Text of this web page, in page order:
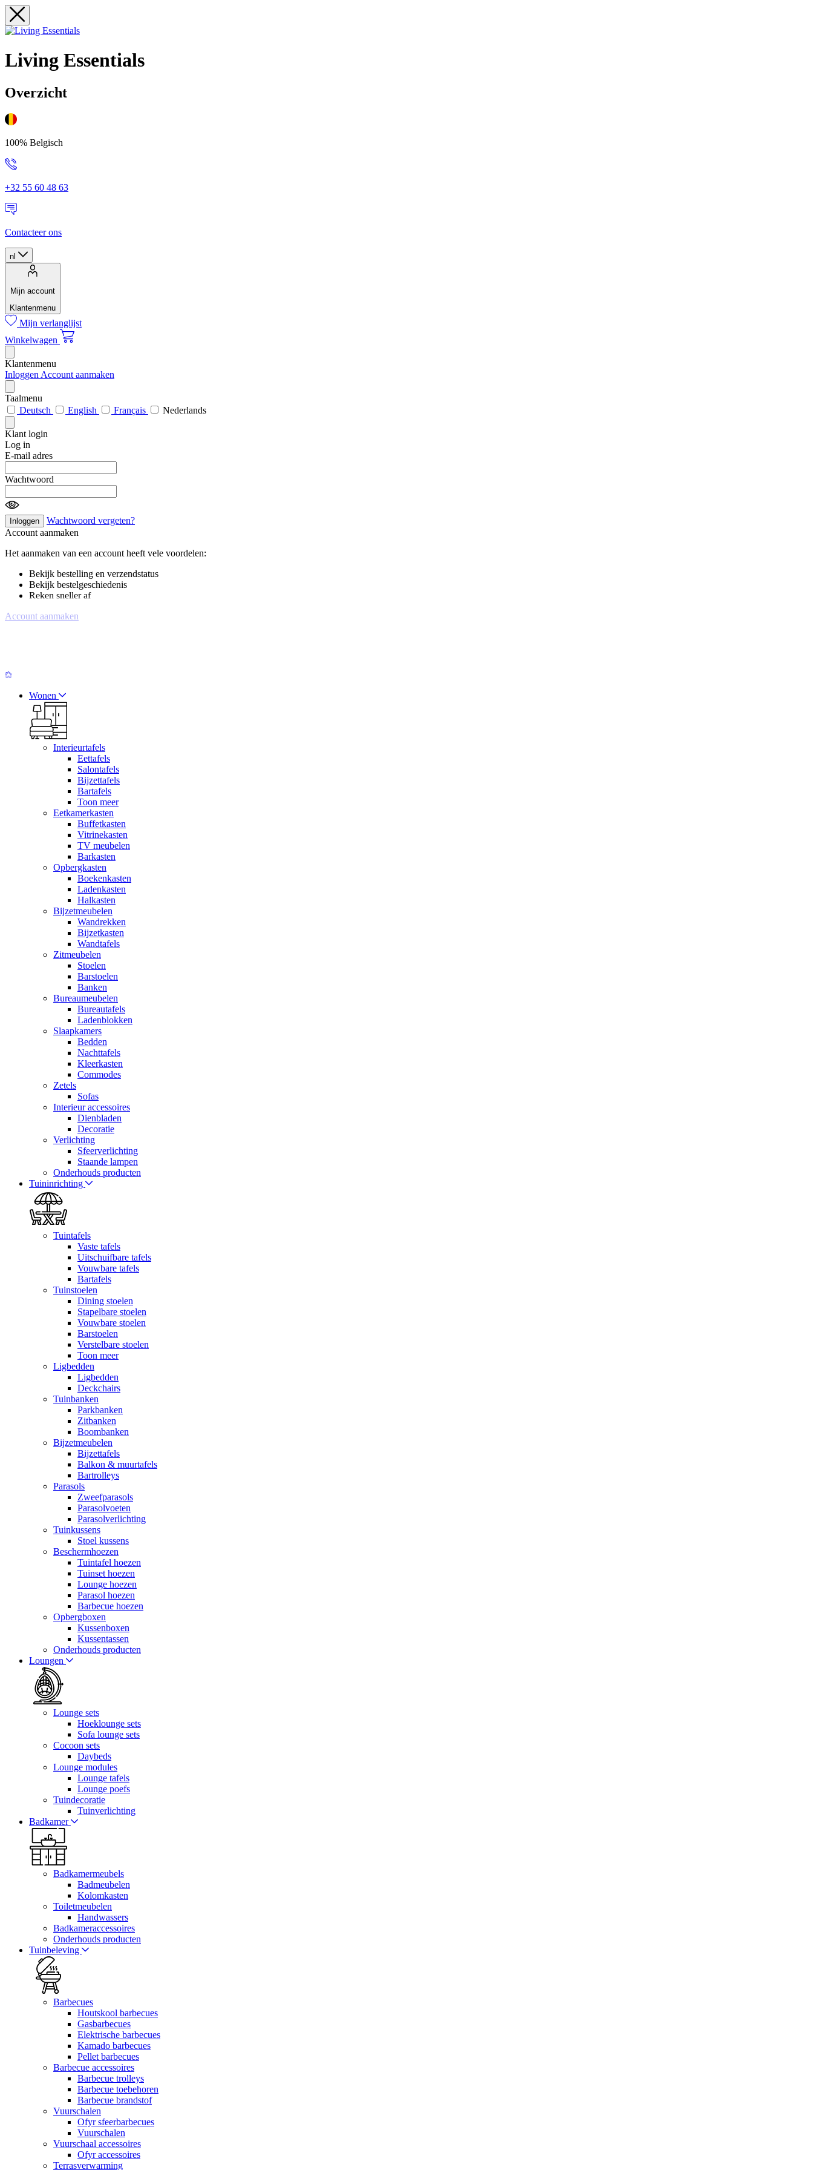
Living Essentials
Overzicht
100% Belgisch
+32 55 60 48 63
Contacteer ons
nl
Mijn account
Klantenmenu
Mijn verlanglijst
Winkelwagen
Klantenmenu
InloggenAccount aanmaken
Taalmenu
Deutsch
English Français Nederlands
Klant login
Log in
E-mail adres
Wachtwoord
Inloggen
Wachtwoord vergeten?
Account aanmaken
Het aanmaken van een account heeft vele voordelen:
Bekijk bestelling en verzendstatus
Bekijk bestelgeschiedenis
Reken sneller af
Account aanmaken
Wonen
Interieurtafels
Eettafels
Salontafels
Bijzettafels
Bartafels
Toon meer
Eetkamerkasten
Buffetkasten
Vitrinekasten
TV meubelen
Barkasten
Opbergkasten
Boekenkasten
Ladenkasten
Halkasten
Bijzetmeubelen
Wandrekken
Bijzetkasten
Wandtafels
Zitmeubelen
Stoelen
Barstoelen
Banken
Bureaumeubelen
Bureautafels
Ladenblokken
Slaapkamers
Bedden
Nachttafels
Kleerkasten
Commodes
Zetels
Sofas
Interieur accessoires
Dienbladen
Decoratie
Verlichting
Sfeerverlichting
Staande lampen
Onderhouds producten
Tuininrichting
Tuintafels
Vaste tafels
Uitschuifbare tafels
Vouwbare tafels
Bartafels
Tuinstoelen
Dining stoelen
Stapelbare stoelen
Vouwbare stoelen
Barstoelen
Verstelbare stoelen
Toon meer
Ligbedden
Ligbedden
Deckchairs
Tuinbanken
Parkbanken
Zitbanken
Boombanken
Bijzetmeubelen
Bijzettafels
Balkon & muurtafels
Bartrolleys
Parasols
Zweefparasols
Parasolvoeten
Parasolverlichting
Tuinkussens
Stoel kussens
Beschermhoezen
Tuintafel hoezen
Tuinset hoezen
Lounge hoezen
Parasol hoezen
Barbecue hoezen
Opbergboxen
Kussenboxen
Kussentassen
Onderhouds producten
Loungen
Lounge sets
Hoeklounge sets
Sofa lounge sets
Cocoon sets
Daybeds
Lounge modules
Lounge tafels
Lounge poefs
Tuindecoratie
Tuinverlichting
Badkamer
Badkamermeubels
Badmeubelen
Kolomkasten
Toiletmeubelen
Handwassers
Badkameraccessoires
Onderhouds producten
Tuinbeleving
Barbecues
Houtskool barbecues
Gasbarbecues
Elektrische barbecues
Kamado barbecues
Pellet barbecues
Barbecue accessoires
Barbecue trolleys
Barbecue toebehoren
Barbecue brandstof
Vuurschalen
Ofyr sfeerbarbecues
Vuurschalen
Vuurschaal accessoires
Ofyr accessoires
Terrasverwarming